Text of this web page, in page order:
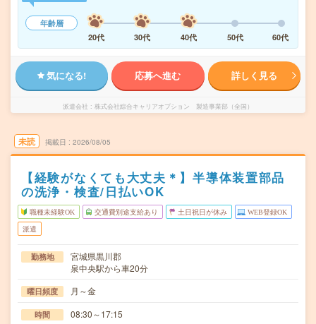
年齢層
20代
30代 40代 50代 60代
気になる! 応募へ進む 詳しく見る
派遣会社 株式会社綜合キャリアオプション 製造事業部（全国）
未読 掲載日 2026/08/05
【経験がなくても大丈夫＊】半導体装置部品
の洗浄・検査/日払いOK
職種未経験OK 交通費別途支給あり 土日祝日が休み WEB登録OK
派遣
勤務地
宮城県黒川郡
泉中央駅から車20分
曜日頻度 月～金
時間 08:30～17:15